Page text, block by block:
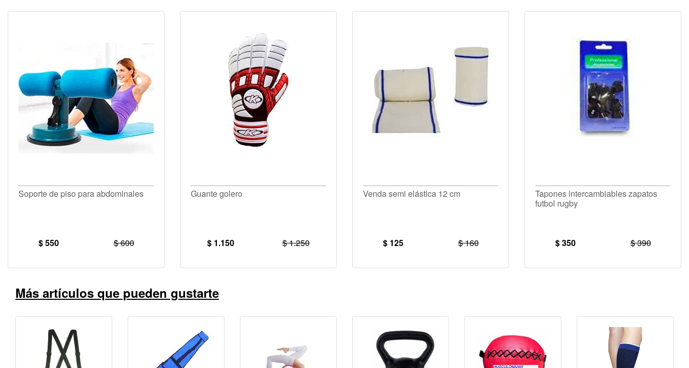
Soporte de piso para abdominales
$ 550 $ 600
Guante golero
$ 1.150 $ 1.250
Venda semi elástica 12 cm
$ 125 $ 160
Tapones intercambiables zapatos
futbol rugby
$ 350 $ 390
Más artículos que pueden gustarte